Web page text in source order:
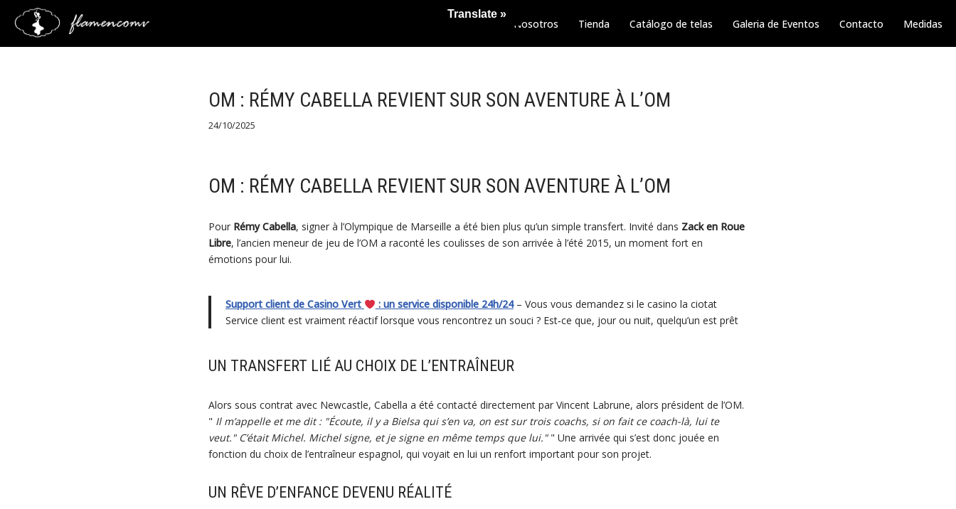
Saltar
Nosotros Tienda Catálogo de telas Galeria de Eventos Contacto Medidas
OM : RÉMY CABELLA REVIENT SUR SON AVENTURE À L’OM
24/10/2025
OM : RÉMY CABELLA REVIENT SUR SON AVENTURE À L’OM
PourRémy Cabella, signer à l’Olympique de Marseille a été bien plus qu’un simple transfert. Invité dans Zack en Roue
Libre, l’ancien meneur de jeu de l’OM a raconté les coulisses de son arrivée à l’été 2015, un moment fort en
émotions pour lui.
Support client de Casino Vert : un service disponible 24h/24– Vous vous demandez si le casino la ciotat
Service client est vraiment réactif lorsque vous rencontrez un souci ? Est‑ce que, jour ou nuit, quelqu’un est prêt
UN TRANSFERT LIÉ AU CHOIX DE L’ENTRAÎNEUR
Alors sous contrat avec Newcastle, Cabella a été contacté directement par Vincent Labrune, alors président de l’OM.
" Il m’appelle et me dit : "Écoute, il y a Bielsa qui s’en va, on est sur trois coachs, si on fait ce coach-là, lui te
veut." C’était Michel. Michel signe, et je signe en même temps que lui."" Une arrivée qui s’est donc jouée en
fonction du choix de l’entraîneur espagnol, qui voyait en lui un renfort important pour son projet.
UN RÊVE D’ENFANCE DEVENU RÉALITÉ
Translate »